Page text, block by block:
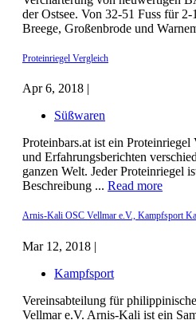
der Ostsee. Von 32-51 Fuss für 2-
Breege, Großenbrode und
Proteinriegel Vergleich
Apr 6, 2018 |
Süßwaren
Proteinbars.at ist ein
und Erfahrungsberichten
ganzen Welt. Jeder Proteinriegel
Beschreibung ... Read more
Arnis-Kali OSC Vellmar e.V., Kampfsport
Mar 12, 2018 |
Kampfsport
Vereinsabteilung für
Vellmar e.V. Arnis-Kali ist ein